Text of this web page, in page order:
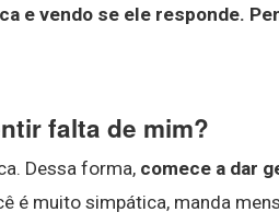
e vendo se ele responde.
falta de mim?
Dessa forma, comece a dar
é muito simpática, manda